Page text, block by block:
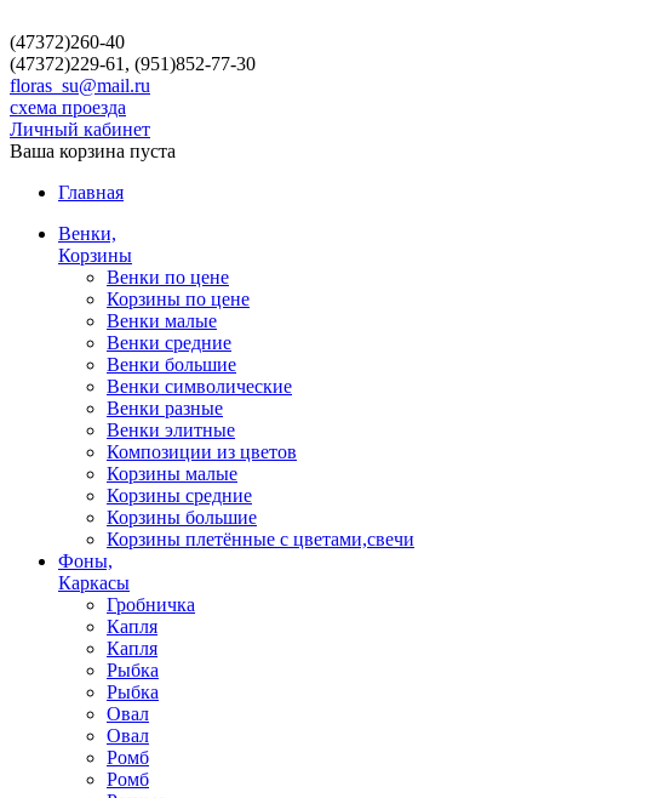
(47372)260-40
(47372)229-61, (951)852-77-30
floras_su@mail.ru
схема проезда
Личный кабинет
Ваша корзина пуста
Главная
Венки,
Корзины
Венки по цене
Корзины по цене
Венки малые
Венки средние
Венки большие
Венки символические
Венки разные
Венки элитные
Композиции из цветов
Корзины малые
Корзины средние
Корзины большие
Корзины плетённые с цветами,свечи
Фоны,
Каркасы
Гробничка
Капля
Капля
Рыбка
Рыбка
Овал
Овал
Ромб
Ромб